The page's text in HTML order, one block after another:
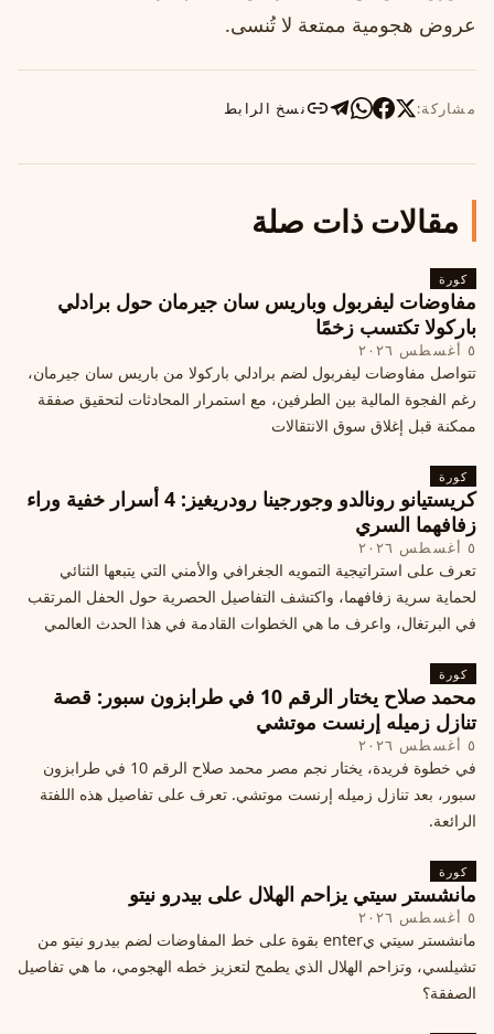
عروض هجومية ممتعة لا تُنسى.
مشاركة: نسخ الرابط
مقالات ذات صلة
كورة
مفاوضات ليفربول وباريس سان جيرمان حول برادلي
باركولا تكتسب زخمًا
٥ أغسطس ٢٠٢٦
تتواصل مفاوضات ليفربول لضم برادلي باركولا من باريس سان جيرمان،
رغم الفجوة المالية بين الطرفين، مع استمرار المحادثات لتحقيق صفقة
ممكنة قبل إغلاق سوق الانتقالات
كورة
كريستيانو رونالدو وجورجينا رودريغيز: 4 أسرار خفية وراء
زفافهما السري
٥ أغسطس ٢٠٢٦
تعرف على استراتيجية التمويه الجغرافي والأمني التي يتبعها الثنائي
لحماية سرية زفافهما، واكتشف التفاصيل الحصرية حول الحفل المرتقب
في البرتغال، واعرف ما هي الخطوات القادمة في هذا الحدث العالمي
كورة
محمد صلاح يختار الرقم 10 في طرابزون سبور: قصة
تنازل زميله إرنست موتشي
٥ أغسطس ٢٠٢٦
في خطوة فريدة، يختار نجم مصر محمد صلاح الرقم 10 في طرابزون
سبور، بعد تنازل زميله إرنست موتشي. تعرف على تفاصيل هذه اللفتة
الرائعة.
كورة
مانشستر سيتي يزاحم الهلال على بيدرو نيتو
٥ أغسطس ٢٠٢٦
مانشستر سيتي يenter بقوة على خط المفاوضات لضم بيدرو نيتو من
تشيلسي، وتزاحم الهلال الذي يطمح لتعزيز خطه الهجومي، ما هي تفاصيل
الصفقة؟